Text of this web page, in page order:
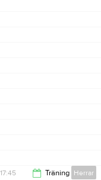
17:45 Träning Herrar